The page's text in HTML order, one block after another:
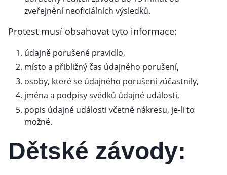
zveřejnění neoficiálních výsledků.
Protest musí obsahovat tyto informace:
údajně porušené pravidlo,
místo a přibližný čas údajného porušení,
osoby, které se údajného porušení zúčastnily,
jména a podpisy svědků údajné události,
popis údajné události včetně nákresu, je-li to
možné.
Dětské závody: